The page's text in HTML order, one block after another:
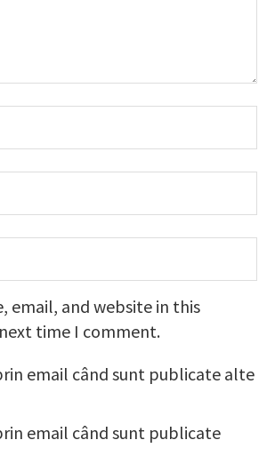
email, and website in this
time I comment.
email când sunt publicate alte
email când sunt publicate